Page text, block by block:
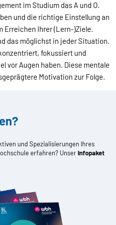
im Studium das A und O.
und die richtige Einstellung an
Erreichen Ihrer (Lern-)Ziele.
das möglichst in jeder Situation.
fokussiert und
vor Augen haben. Diese mentale
Motivation zur Folge.
und Spezialisierungen Ihres
erfahren? UnserInfopaket